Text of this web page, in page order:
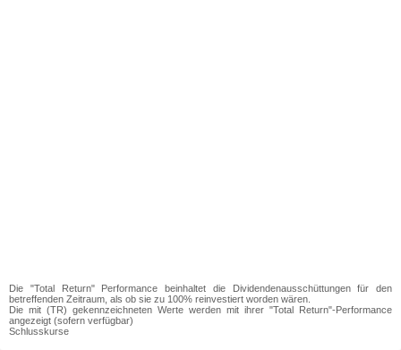
Die "Total Return" Performance beinhaltet die Dividendenausschüttungen für den
betreffenden Zeitraum, als ob sie zu 100% reinvestiert worden wären.
Die mit (TR) gekennzeichneten Werte werden mit ihrer "Total Return"-Performance
angezeigt (sofern verfügbar)
Schlusskurse